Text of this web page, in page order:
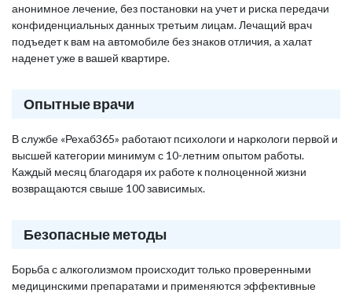
анонимное лечение, без постановки на учет и риска передачи
конфиденциальных данных третьим лицам. Лечащий врач
подъедет к вам на автомобиле без знаков отличия, а халат
наденет уже в вашей квартире.
Опытные врачи
В службе «Рехаб365» работают психологи и наркологи первой и
высшей категории минимум с 10-летним опытом работы.
Каждый месяц благодаря их работе к полноценной жизни
возвращаются свыше 100 зависимых.
Безопасные методы
Борьба с алкоголизмом происходит только проверенными
медицинскими препаратами и применяются эффективные